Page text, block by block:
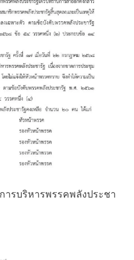
ารบริหารพรรคพลังประชา